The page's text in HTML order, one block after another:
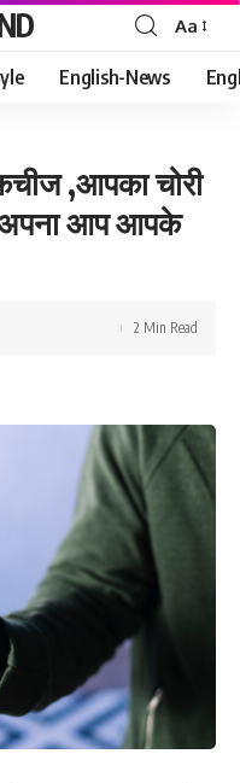
Font
Resizer
Aa
English-News
,आपका चोरी
अपना आप आपके
2 Min Read